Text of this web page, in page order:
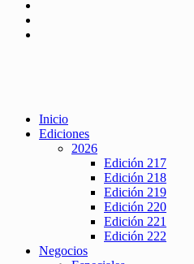
Inicio
Ediciones
2026
Edición 217
Edición 218
Edición 219
Edición 220
Edición 221
Edición 222
Negocios